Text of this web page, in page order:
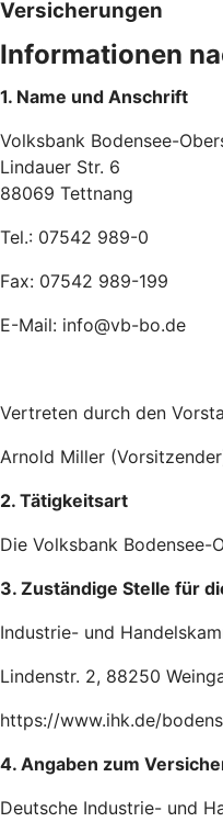
Versicherungen
Informationen
1. Name und Anschrift
Volksbank Bodensee-
Lindauer Str. 6
88069 Tettnang
Tel.: 07542 989-0
Fax: 07542 989-199
E-Mail: info@vb-bo.de
Vertreten durch den
Arnold Miller
2. Tätigkeitsart
Die Volksbank
3. Zuständige Stelle für
Industrie- und
Lindenstr. 2, 88250
https://www.ihk.de/
4. Angaben zum
Deutsche Industrie- und